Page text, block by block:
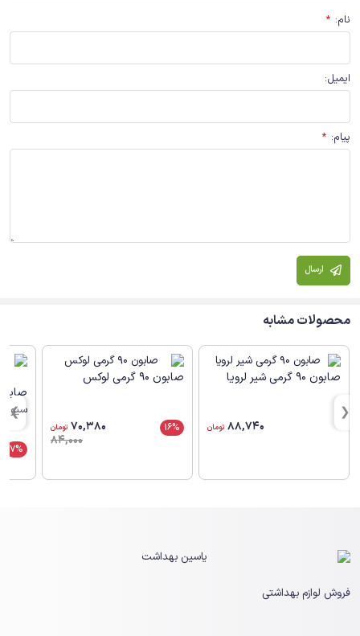
نام:
*
ایمیل:
پیام:
*
ارسال
محصولات مشابه
صابون 90 گرمی شیر لرویا
88,740 تومان
صابون 90 گرمی لوکس
16%
70,380 تومان
84,000
سیو
7%
فروش لوازم بهداشتی